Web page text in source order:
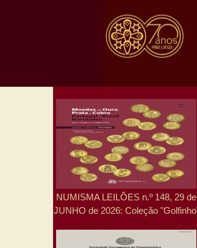
NUMISMA LEILÕES n.º 148, 29 de
JUNHO de 2026: Coleção